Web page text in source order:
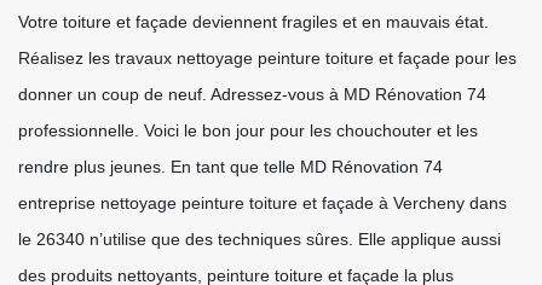
Votre toiture et façade deviennent fragiles et en mauvais état.
Réalisez les travaux nettoyage peinture toiture et façade pour les
donner un coup de neuf. Adressez-vous à MD Rénovation 74
professionnelle. Voici le bon jour pour les chouchouter et les
rendre plus jeunes. En tant que telle MD Rénovation 74
entreprise nettoyage peinture toiture et façade à Vercheny dans
le 26340 n’utilise que des techniques sûres. Elle applique aussi
des produits nettoyants, peinture toiture et façade la plus